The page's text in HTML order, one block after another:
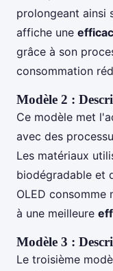
prolongeant ainsi
affiche une
grâce à son
consommation
Modèle 2 :
Ce modèle met
avec des
Les matériaux
biodégradable et
OLED consomme
à une meilleure
Modèle 3 :
Le troisième